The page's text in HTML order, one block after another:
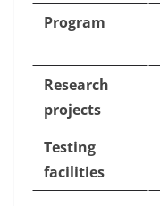
Program
Research
projects
Testing
facilities